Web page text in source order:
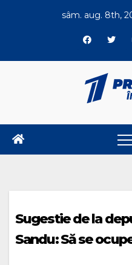
sâm. aug. 8th,
Sugestie de la
Sandu: Să se